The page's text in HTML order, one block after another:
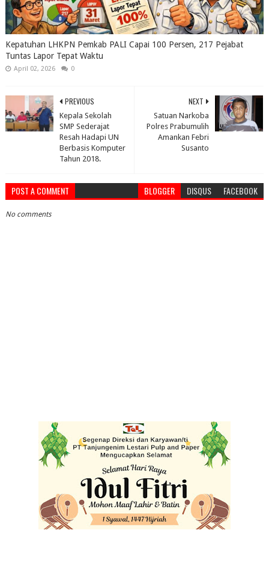
Kepatuhan LHKPN Pemkab PALI Capai 100 Persen, 217 Pejabat
Tuntas Lapor Tepat Waktu
April 02, 2026 0
NEXT
Satuan Narkoba
Polres Prabumulih
Amankan Febri
Susanto
PREVIOUS
Kepala Sekolah
SMP Sederajat
Resah Hadapi UN
Berbasis Komputer
Tahun 2018.
POST A COMMENT BLOGGER DISQUS FACEBOOK
No comments